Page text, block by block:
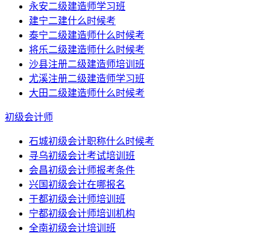
永安二级建造师学习班
建宁二建什么时候考
泰宁二级建造师什么时候考
将乐二级建造师什么时候考
沙县注册二级建造师培训班
尤溪注册二级建造师学习班
大田二级建造师什么时候考
初级会计师
石城初级会计职称什么时候考
寻乌初级会计考试培训班
会昌初级会计师报考条件
兴国初级会计在哪报名
于都初级会计师培训班
宁都初级会计师培训机构
全南初级会计培训班